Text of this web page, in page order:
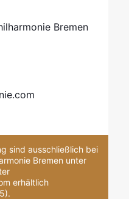
Bremen
sind ausschließlich bei
Bremen unter
erhältlich
.